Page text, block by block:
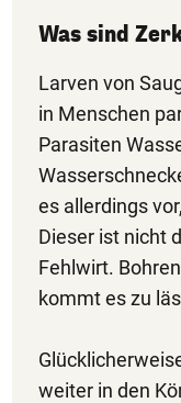
Was sind
Larven von
in Menschen
Parasiten
es allerdings
Dieser ist nicht
Fehlwirt.
kommt es zu
weiter in den